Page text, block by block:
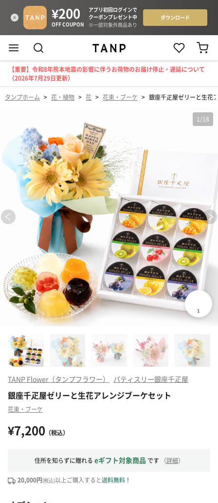
【重要】令和8年熊本地震の影響に伴うお荷物のお届け停止・遅延について
（2026年7月29日更新）
タンプホーム > 花・植物 > 花 > 花束・ブーケ > 銀座千疋屋ゼリーと生花
1 /18
TANP Flower（タンプフラワー） パティスリー銀座千疋屋
銀座千疋屋ゼリーと生花アレンジブーケセット
花束・ブーケ
¥7,200 （税込）
住所を知らずに贈れる eギフト対象商品 です （詳細）
20,000円(税込)以上ご購入すると送料無料！